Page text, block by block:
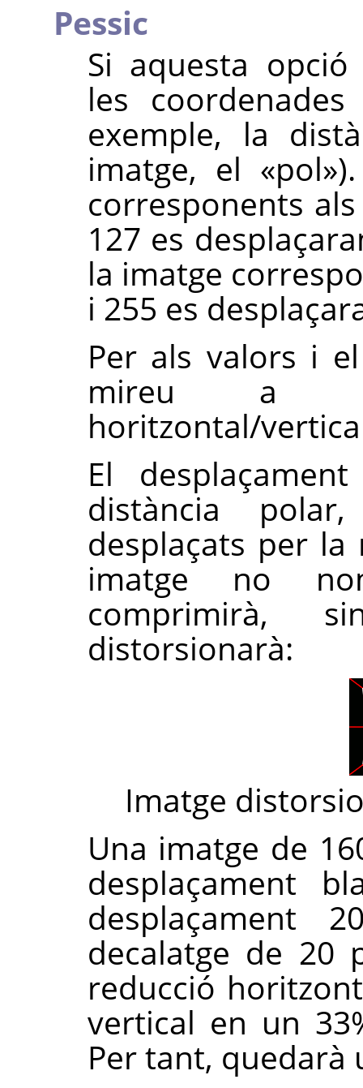
Pessic
Si aquesta
les
exemple, la
imatge, el «pol»
corresponents
127 es
la imatge
i 255 es
Per als valors i
mireu a
horitzontal/
El
distància
desplaçats per la
imatge no
comprimirà,
distorsionarà:
Imatge
Una imatge de
desplaçament
desplaçament
decalatge de 20
reducció
vertical en un
Per tant, quedarà